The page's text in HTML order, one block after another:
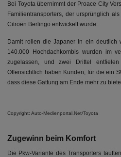
Bei Toyota übernimmt der Proace City
Familientransporters, der ursprünglich
Citroën Berlingo entwickelt wurde.
Damit rollen die Japaner in ein deutlich
140.000 Hochdachkombis wurden im
zugelassen, und zwei Drittel
Offensichtlich haben Kunden, für die ein
dass diese Gattung am Ende mehr zu
Copyright: Auto-Medienportal.Net/Toyota
Zugewinn beim Komfort
Die Pkw-Variante des Transporters